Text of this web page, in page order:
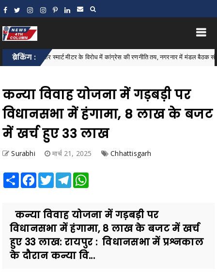
ब्रेकिंग :
वृद्धि और स्मार्ट मीटर के विरोध में कांग्रेस की रणनीति तय, नगरनार में मंडल बैठक संपन्न
कन्या विवाह योजना में गड़बड़ी पर
विधानसभा में हंगामा, 8 लाख के बजट
में खर्च हुए 33 लाख
Surabhi मार्च 21, 2025 Chhattisgarh
Share Facebook
TwitterTelegram
कन्या विवाह योजना में गड़बड़ी पर
विधानसभा में हंगामा, 8 लाख के बजट में खर्च
हुए 33 लाख: रायपुर : विधानसभा में प्रश्नकाल
के दौरान कन्या वि...